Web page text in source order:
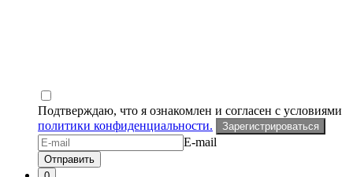
Подтверждаю, что я ознакомлен и согласен с условиями
политики конфиденциальности.
Зарегистрироваться
E-mail
Отправить